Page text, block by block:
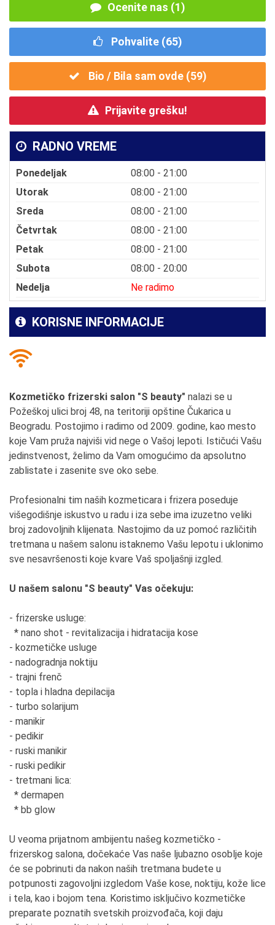
Ocenite nas (1)
Pohvalite (65)
Bio / Bila sam ovde (59)
Prijavite grešku!
RADNO VREME
Ponedeljak
08:00 - 21:00
Utorak
08:00 - 21:00
Sreda
08:00 - 21:00
Četvrtak
08:00 - 21:00
Petak
08:00 - 21:00
Subota
08:00 - 20:00
Nedelja
Ne radimo
KORISNE INFORMACIJE
Kozmetičko frizerski salon "S beauty" nalazi se u
Požeškoj ulici broj 48, na teritoriji opštine Čukarica u
Beogradu. Postojimo i radimo od 2009. godine, kao mesto
koje Vam pruža najviši vid nege o Vašoj lepoti. Ističući Vašu
jedinstvenost, želimo da Vam omogućimo da apsolutno
zablistate i zasenite sve oko sebe.
Profesionalni tim naših kozmeticara i frizera poseduje
višegodišnje iskustvo u radu i iza sebe ima izuzetno veliki
broj zadovoljnih klijenata. Nastojimo da uz pomoć različitih
tretmana u našem salonu istaknemo Vašu lepotu i uklonimo
sve nesavršenosti koje kvare Vaš spoljašnji izgled.
U našem salonu "S beauty" Vas očekuju:
- frizerske usluge:
* nano shot - revitalizacija i hidratacija kose
- kozmetičke usluge
- nadogradnja noktiju
- trajni frenč
- topla i hladna depilacija
- turbo solarijum
- manikir
- pedikir
- ruski manikir
- ruski pedikir
- tretmani lica:
* dermapen
* bb glow
U veoma prijatnom ambijentu našeg kozmetičko -
frizerskog salona, dočekaće Vas naše ljubazno osoblje koje
će se pobrinuti da nakon naših tretmana budete u
potpunosti zagovoljni izgledom Vaše kose, noktiju, kože lice
i tela, kao i bojom tena. Koristimo isključivo kozmetičke
preparate poznatih svetskih proizvođača, koji daju